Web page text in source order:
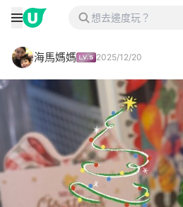
海馬媽媽 2025/12/20